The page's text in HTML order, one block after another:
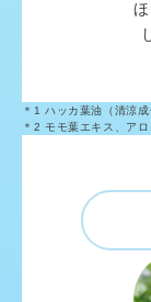
＊1 ハッカ葉油（清涼成
＊2 モモ葉エキス、ア